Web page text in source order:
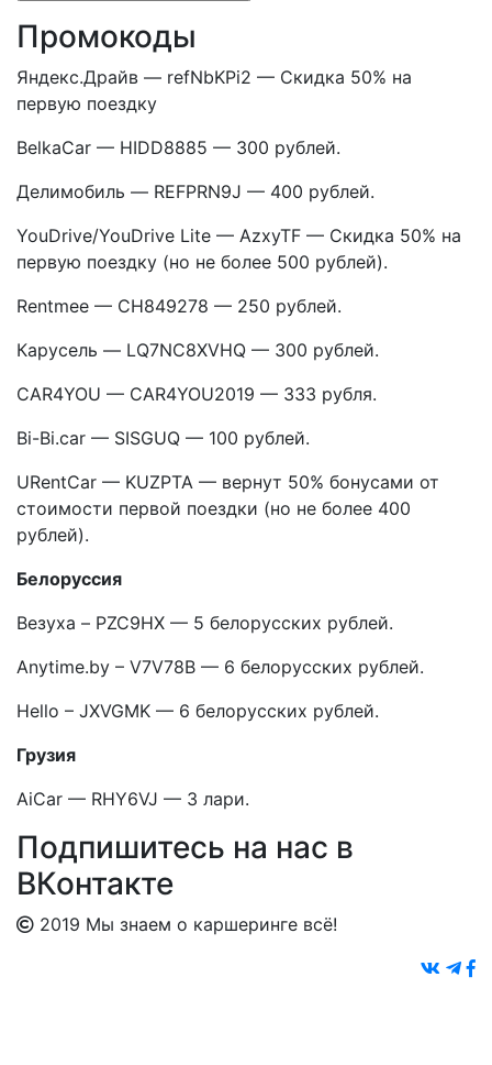
Промокоды
Яндекс.Драйв — refNbKPi2 — Скидка 50% на
первую поездку
BelkaCar — HIDD8885 — 300 рублей.
Делимобиль — REFPRN9J — 400 рублей.
YouDrive/YouDrive Lite — AzxyTF — Скидка 50% на
первую поездку (но не более 500 рублей).
Rentmee — CH849278 — 250 рублей.
Карусель — LQ7NC8XVHQ — 300 рублей.
CAR4YOU — CAR4YOU2019 — 333 рубля.
Bi-Bi.car — SISGUQ — 100 рублей.
URentCar — KUZPTA — вернут 50% бонусами от
стоимости первой поездки (но не более 400
рублей).
Белоруссия
Везуха – PZC9HX — 5 белорусских рублей.
Anytime.by – V7V78B — 6 белорусских рублей.
Hello – JXVGMK — 6 белорусских рублей.
Грузия
AiCar — RHY6VJ — 3 лари.
Подпишитесь на нас в
ВКонтакте
2019 Мы знаем о каршеринге всё!